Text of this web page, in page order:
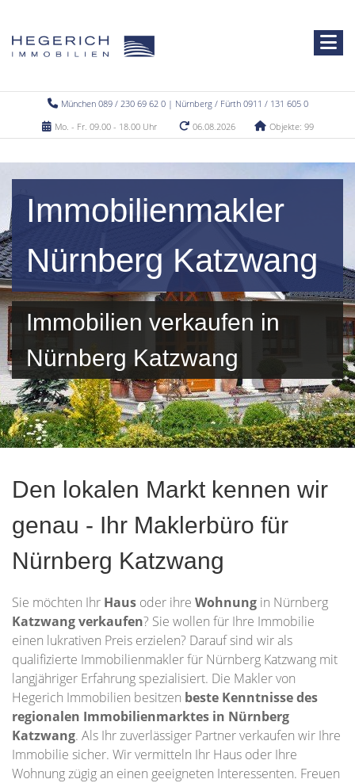
München 089 / 230 69 62 0 | Nürnberg / Fürth 0911 / 131 605 0
Mo. - Fr. 09.00 - 18.00 Uhr
06.08.2026 Objekte: 99
Immobilienmakler
Nürnberg Katzwang
Immobilien verkaufen in
Nürnberg Katzwang
Den lokalen Markt kennen wir
genau - Ihr Maklerbüro für
Nürnberg Katzwang
Sie möchten Ihr Haus oder ihre Wohnung in Nürnberg
Katzwang verkaufen? Sie wollen für Ihre Immobilie
einen lukrativen Preis erzielen? Darauf sind wir als
qualifizierte Immobilienmakler für Nürnberg Katzwang mit
langjähriger Erfahrung spezialisiert. Die Makler von
Hegerich Immobilien besitzen beste Kenntnisse des
regionalen Immobilienmarktes in Nürnberg
Katzwang. Als Ihr zuverlässiger Partner verkaufen wir Ihre
Immobilie sicher. Wir vermitteln Ihr Haus oder Ihre
Wohnung zügig an einen geeigneten Interessenten. Freuen